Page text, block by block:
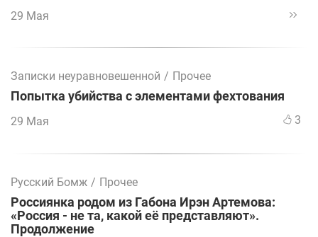
29 Мая
Записки неуравновешенной / Прочее
Попытка убийства с элементами фехтования
29 Мая 3
Русский Бомж / Прочее
Россиянка родом из Габона Ирэн Артемова:
«Россия - не та, какой её представляют».
Продолжение